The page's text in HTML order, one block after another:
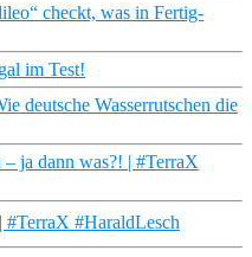
checkt, was in Fertig-
im Test!
deutsche Wasserrutschen die
ja dann was?! | #TerraX
#TerraX #HaraldLesch